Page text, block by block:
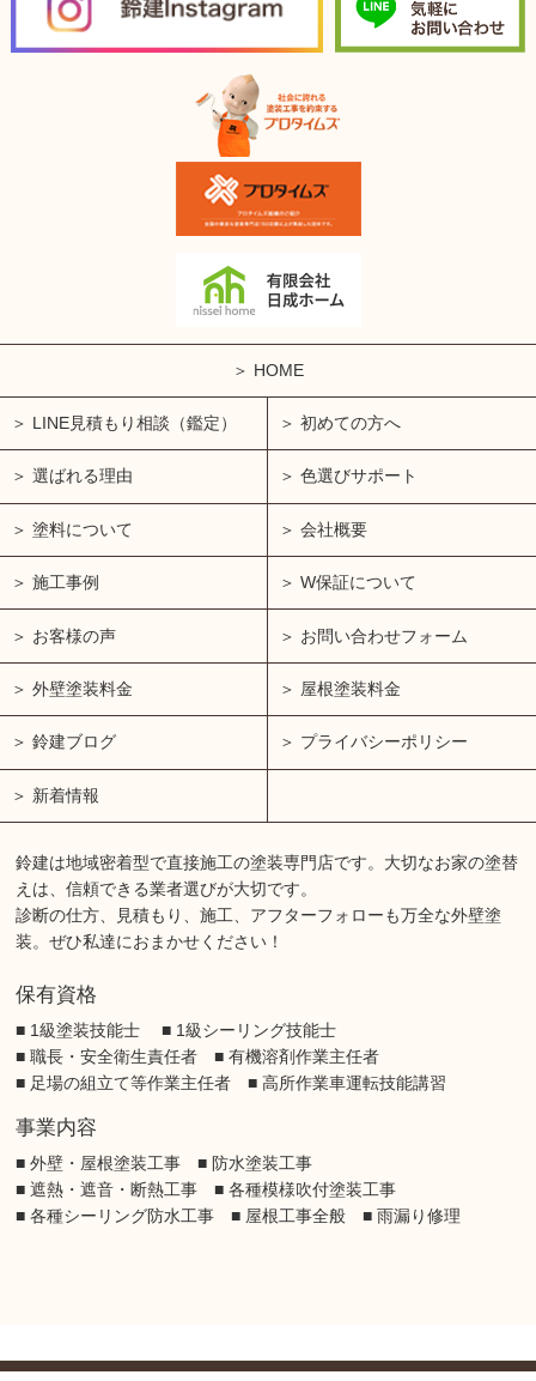
HOME
LINE見積もり相談（鑑定） 初めての方へ
選ばれる理由 色選びサポート
塗料について 会社概要
施工事例 W保証について
お客様の声 お問い合わせフォーム
外壁塗装料金 屋根塗装料金
鈴建ブログ プライバシーポリシー
新着情報
鈴建は地域密着型で直接施工の塗装専門店です。大切なお家の塗替
えは、信頼できる業者選びが大切です。
診断の仕方、見積もり、施工、アフターフォローも万全な外壁塗
装。ぜひ私達におまかせください！
保有資格
■ 1級塗装技能士 ■ 1級シーリング技能士
■ 職長・安全衛生責任者 ■ 有機溶剤作業主任者
■ 足場の組立て等作業主任者 ■ 高所作業車運転技能講習
事業内容
■ 外壁・屋根塗装工事 ■ 防水塗装工事
■ 遮熱・遮音・断熱工事 ■ 各種模様吹付塗装工事
■ 各種シーリング防水工事 ■ 屋根工事全般 ■ 雨漏り修理